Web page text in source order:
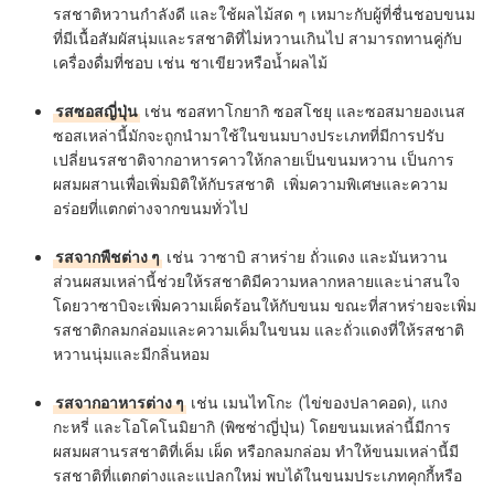
รสชาติหวานกำลังดี และใช้ผลไม้สด ๆ เหมาะกับผู้ที่ชื่นชอบขนม
ที่มีเนื้อสัมผัสนุ่มและรสชาติที่ไม่หวานเกินไป สามารถทานคู่กับ
เครื่องดื่มที่ชอบ เช่น ชาเขียวหรือน้ำผลไม้
รสซอสญี่ปุ่น เช่น ซอสทาโกยากิ ซอสโชยุ และซอสมายองเนส
ซอสเหล่านี้มักจะถูกนำมาใช้ในขนมบางประเภทที่มีการปรับ
เปลี่ยนรสชาติจากอาหารคาวให้กลายเป็นขนมหวาน เป็นการ
ผสมผสานเพื่อเพิ่มมิติให้กับรสชาติ เพิ่มความพิเศษและความ
อร่อยที่แตกต่างจากขนมทั่วไป
รสจากพืชต่าง ๆ เช่น วาซาบิ สาหร่าย ถั่วแดง และมันหวาน
ส่วนผสมเหล่านี้ช่วยให้รสชาติมีความหลากหลายและน่าสนใจ
โดยวาซาบิจะเพิ่มความเผ็ดร้อนให้กับขนม ขณะที่สาหร่ายจะเพิ่ม
รสชาติกลมกล่อมและความเค็มในขนม และถั่วแดงที่ให้รสชาติ
หวานนุ่มและมีกลิ่นหอม
รสจากอาหารต่าง ๆ เช่น เมนไทโกะ (ไข่ของปลาคอด), แกง
กะหรี่ และโอโคโนมิยากิ (พิซซ่าญี่ปุ่น) โดยขนมเหล่านี้มีการ
ผสมผสานรสชาติที่เค็ม เผ็ด หรือกลมกล่อม ทำให้ขนมเหล่านี้มี
รสชาติที่แตกต่างและแปลกใหม่ พบได้ในขนมประเภทคุกกี้หรือ